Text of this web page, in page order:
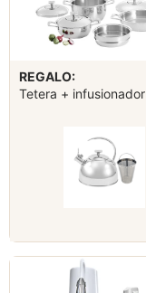
REGALO:
Tetera + infusionador